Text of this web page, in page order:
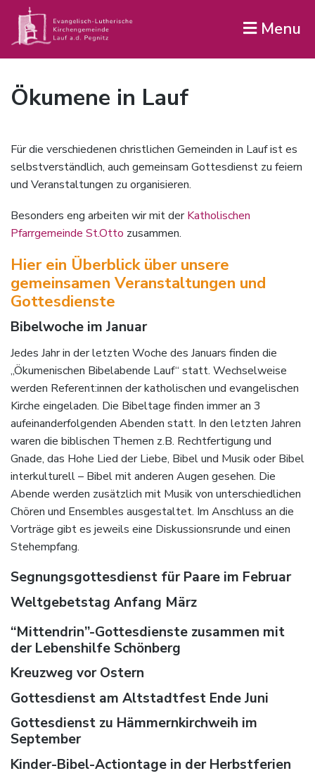
Menu
Ökumene in Lauf
Für die verschiedenen christlichen Gemeinden in Lauf ist es
selbstverständlich, auch gemeinsam Gottesdienst zu feiern
und Veranstaltungen zu organisieren.
Besonders eng arbeiten wir mit derKatholischen
Pfarrgemeinde St.Otto zusammen.
Hier ein Überblick über unsere
gemeinsamen Veranstaltungen und
Gottesdienste
Bibelwoche im Januar
Jedes Jahr in der letzten Woche des Januars finden die
„Ökumenischen Bibelabende Lauf“ statt. Wechselweise
werden Referent:innen der katholischen und evangelischen
Kirche eingeladen. Die Bibeltage finden immer an 3
aufeinanderfolgenden Abenden statt. In den letzten Jahren
waren die biblischen Themen z.B. Rechtfertigung und
Gnade, das Hohe Lied der Liebe, Bibel und Musik oder Bibel
interkulturell – Bibel mit anderen Augen gesehen. Die
Abende werden zusätzlich mit Musik von unterschiedlichen
Chören und Ensembles ausgestaltet. Im Anschluss an die
Vorträge gibt es jeweils eine Diskussionsrunde und einen
Stehempfang.
Segnungsgottesdienst für Paare im Februar
Weltgebetstag Anfang März
“Mittendrin”-Gottesdienste zusammen mit
der Lebenshilfe Schönberg
Kreuzweg vor Ostern
Gottesdienst am Altstadtfest Ende Juni
Gottesdienst zu Hämmernkirchweih im
September
Kinder-Bibel-Actiontage in der Herbstferien